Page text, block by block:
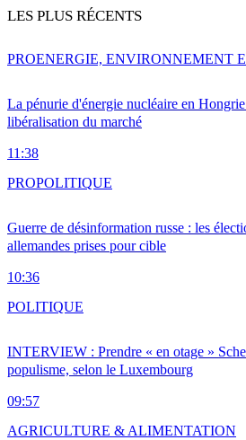
LES PLUS RÉCENTS
La pénurie d'énergie nucléaire en
libéralisation du marché
11:38
PROENERGIE, ENVIRONNEMENT
Guerre de désinformation russe : les
allemandes prises pour cible
10:36
PROPOLITIQUE
INTERVIEW : Prendre « en otage »
populisme, selon le Luxembourg
09:57
POLITIQUE
AGRICULTURE & ALIMENTATION